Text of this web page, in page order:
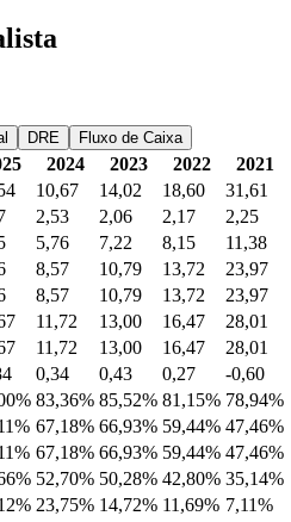
DRE Fluxo de Caixa
2024 2023 2022
2021
10,67 14,02 18,60
31,61
2,53 2,06 2,17
2,25
5,76 7,22 8,15
11,38
8,57 10,79 13,72
23,97
8,57 10,79 13,72
23,97
11,72 13,00 16,47
28,01
11,72 13,00 16,47
28,01
0,34 0,43 0,27
-0,60
83,36% 85,52% 81,15% 78,94%
67,18% 66,93% 59,44% 47,46%
67,18% 66,93% 59,44% 47,46%
52,70% 50,28% 42,80% 35,14%
23,75% 14,72% 11,69% 7,11%